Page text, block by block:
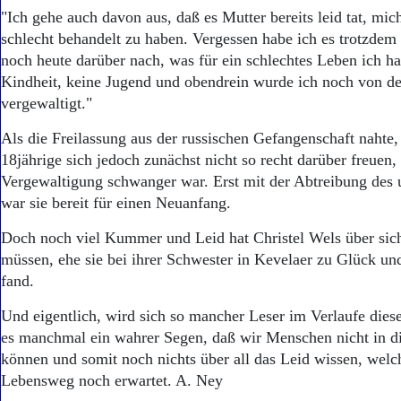
"Ich gehe auch davon aus, daß es Mutter bereits leid tat,
schlecht behandelt zu haben. Vergessen habe ich es
noch heute darüber nach, was für ein schlechtes Leben ich
Kindheit, keine Jugend und obendrein wurde ich noch von
vergewaltigt."
Als die Freilassung aus der russischen Gefangenschaft
18jährige sich jedoch zunächst nicht so recht darüber
Vergewaltigung schwanger war. Erst mit der Abtreibung des
war sie bereit für einen Neuanfang.
Doch noch viel Kummer und Leid hat Christel Wels über
müssen, ehe sie bei ihrer Schwester in Kevelaer zu Glück
fand.
Und eigentlich, wird sich so mancher Leser im Verlaufe
es manchmal ein wahrer Segen, daß wir Menschen nicht in
können und somit noch nichts über all das Leid wissen,
Lebensweg noch erwartet. A. Ney